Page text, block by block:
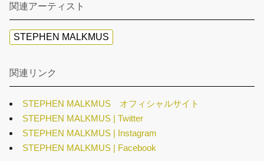
関連アーティスト
STEPHEN MALKMUS
関連リンク
STEPHEN MALKMUS オフィシャルサイト
STEPHEN MALKMUS | Twitter
STEPHEN MALKMUS | Instagram
STEPHEN MALKMUS | Facebook